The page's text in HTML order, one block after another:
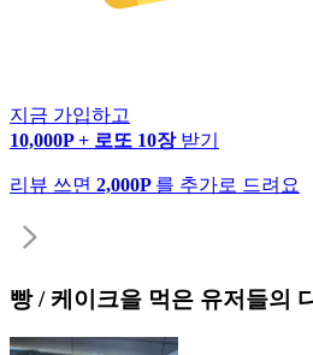
지금 가입하고
10,000P + 로또 10장 받기
리뷰 쓰면 2,000P 를 추가로 드려요
빵 / 케이크을 먹은 유저들의